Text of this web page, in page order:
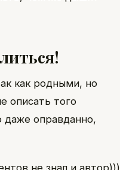
как родными, но
описать того
даже оправданно,
не знал и автор)))